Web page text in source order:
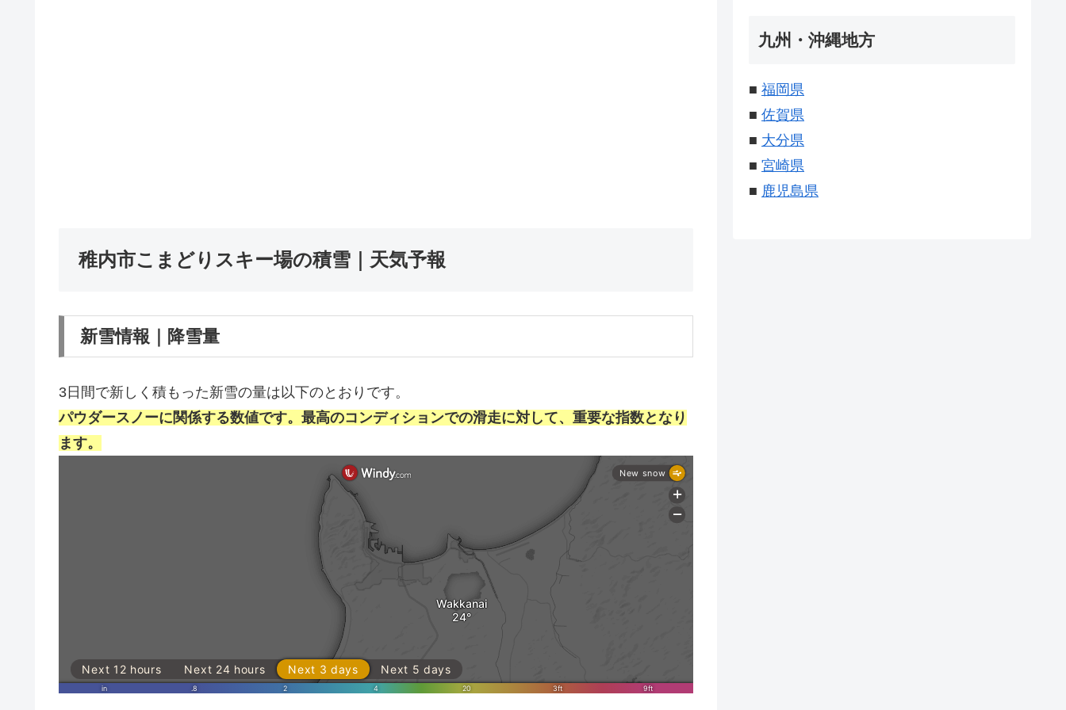
稚内市こまどりスキー場の積雪｜天気予報
新雪情報｜降雪量
3日間で新しく積もった新雪の量は以下のとおりです。
パウダースノーに関係する数値です。最高のコンディションでの滑走に対して、重要な指数となり
ます。
九州・沖縄地方
■ 福岡県
■ 佐賀県
■ 大分県
■ 宮崎県
■ 鹿児島県